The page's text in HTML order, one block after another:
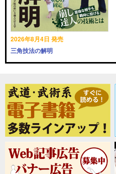
2026年8月4日 発売
三角技法の解明